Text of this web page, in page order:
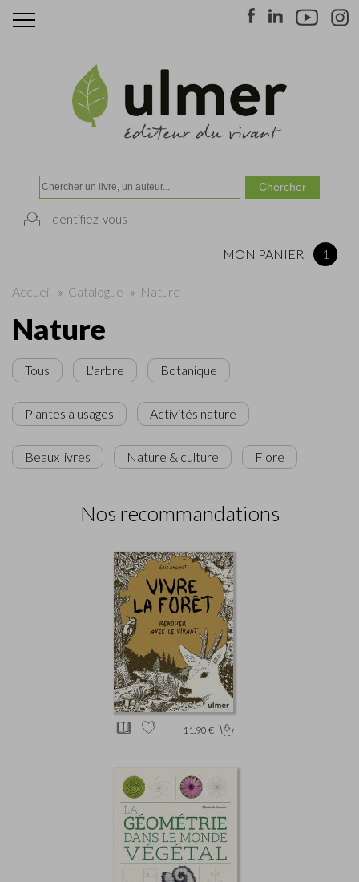
Identifiez-vous
MON PANIER 1
Accueil » Catalogue » Nature
Nature
Tous L'arbre Botanique
Plantes à usages Activités nature
Beaux livres Nature & culture Flore
Nos recommandations
11.90 €